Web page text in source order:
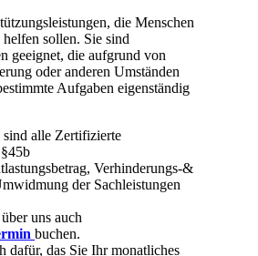
die Menschen
sollen. Sie sind
geeignet, die aufgrund von
oder anderen Umständen
Aufgaben eigenständig
sind alle Zertifizierte
Verhinderungs-&
der Sachleistungen
uns auch
buchen.
dafür, das Sie Ihr monatliches